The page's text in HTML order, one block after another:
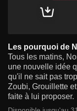
Les pourquoi de
Tous les matins,
une nouvelle idée
qu'il ne sait pas
Zoubi, Grouillette
faite à lui proposer.